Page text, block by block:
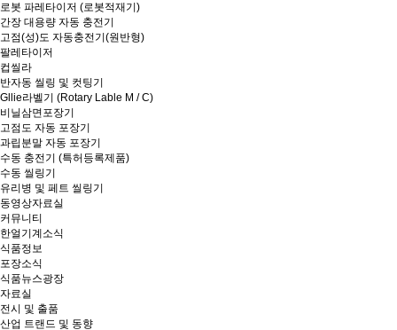
로봇 파레타이저 (로봇적재기)
간장 대용량 자동 충전기
고점(성)도 자동충전기(원반형)
팔레타이저
컵씰라
반자동 씰링 및 컷팅기
Gllie라벨기 (Rotary Lable M / C)
비닐삼면포장기
고점도 자동 포장기
과립분말 자동 포장기
수동 충전기 (특허등록제품)
수동 씰링기
유리병 및 페트 씰링기
동영상자료실
커뮤니티
한얼기계소식
식품정보
포장소식
식품뉴스광장
자료실
전시 및 출품
산업 트랜드 및 동향